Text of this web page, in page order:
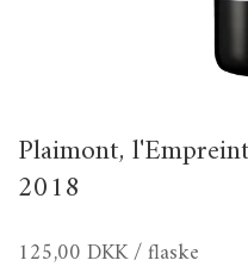
Plaimont,
2018
125,00 DKK/ flaske